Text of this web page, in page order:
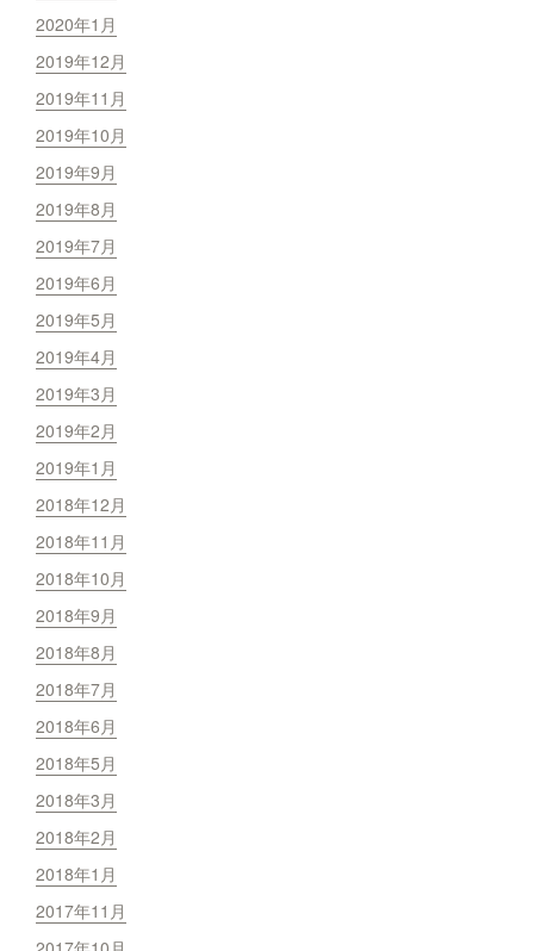
2020年1月
2019年12月
2019年11月
2019年10月
2019年9月
2019年8月
2019年7月
2019年6月
2019年5月
2019年4月
2019年3月
2019年2月
2019年1月
2018年12月
2018年11月
2018年10月
2018年9月
2018年8月
2018年7月
2018年6月
2018年5月
2018年3月
2018年2月
2018年1月
2017年11月